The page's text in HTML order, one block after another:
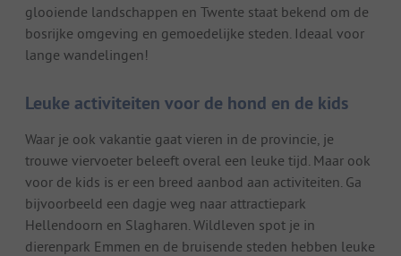
glooiende landschappen en Twente staat bekend om de
bosrijke omgeving en gemoedelijke steden. Ideaal voor
lange wandelingen!
Leuke activiteiten voor de hond en de kids
Waar je ook vakantie gaat vieren in de provincie, je
trouwe viervoeter beleeft overal een leuke tijd. Maar ook
voor de kids is er een breed aanbod aan activiteiten. Ga
bijvoorbeeld een dagje weg naar attractiepark
Hellendoorn en Slagharen. Wildleven spot je in
dierenpark Emmen en de bruisende steden hebben leuke